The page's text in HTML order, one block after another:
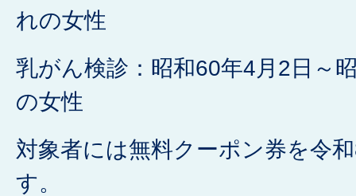
れの女性
乳がん検診：昭和60年4月2日～
の女性
対象者には無料クーポン券を令
す。